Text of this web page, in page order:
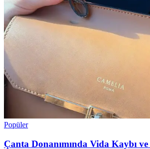
Popüler
Çanta Donanımında Vida Kaybı